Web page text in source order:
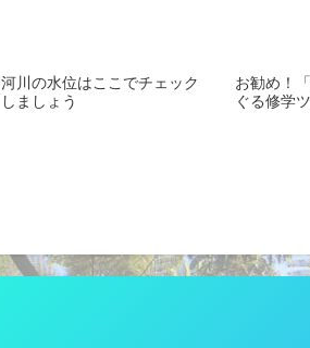
河川の水位はここでチェック
しましょう
お勧め！
ぐる修学